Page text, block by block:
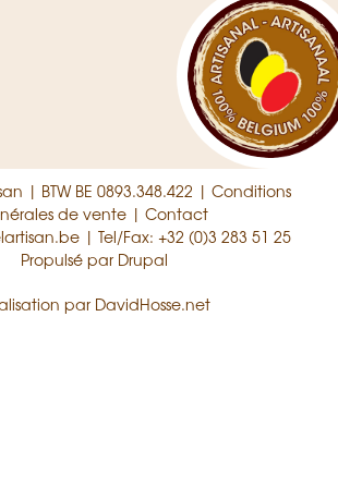
| BTW BE 0893.348.422 | Conditions
de vente| Contact
| Tel/Fax: +32 (0)3 283 51 25
Propulsé par Drupal
par DavidHosse.net